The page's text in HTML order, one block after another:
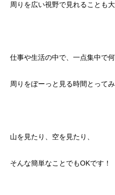
周りを広い視野で見れることも
仕事や生活の中で、一点集中で
周りをぼーっと見る時間とって
山を見たり、空を見たり、
そんな簡単なことでもOKです！